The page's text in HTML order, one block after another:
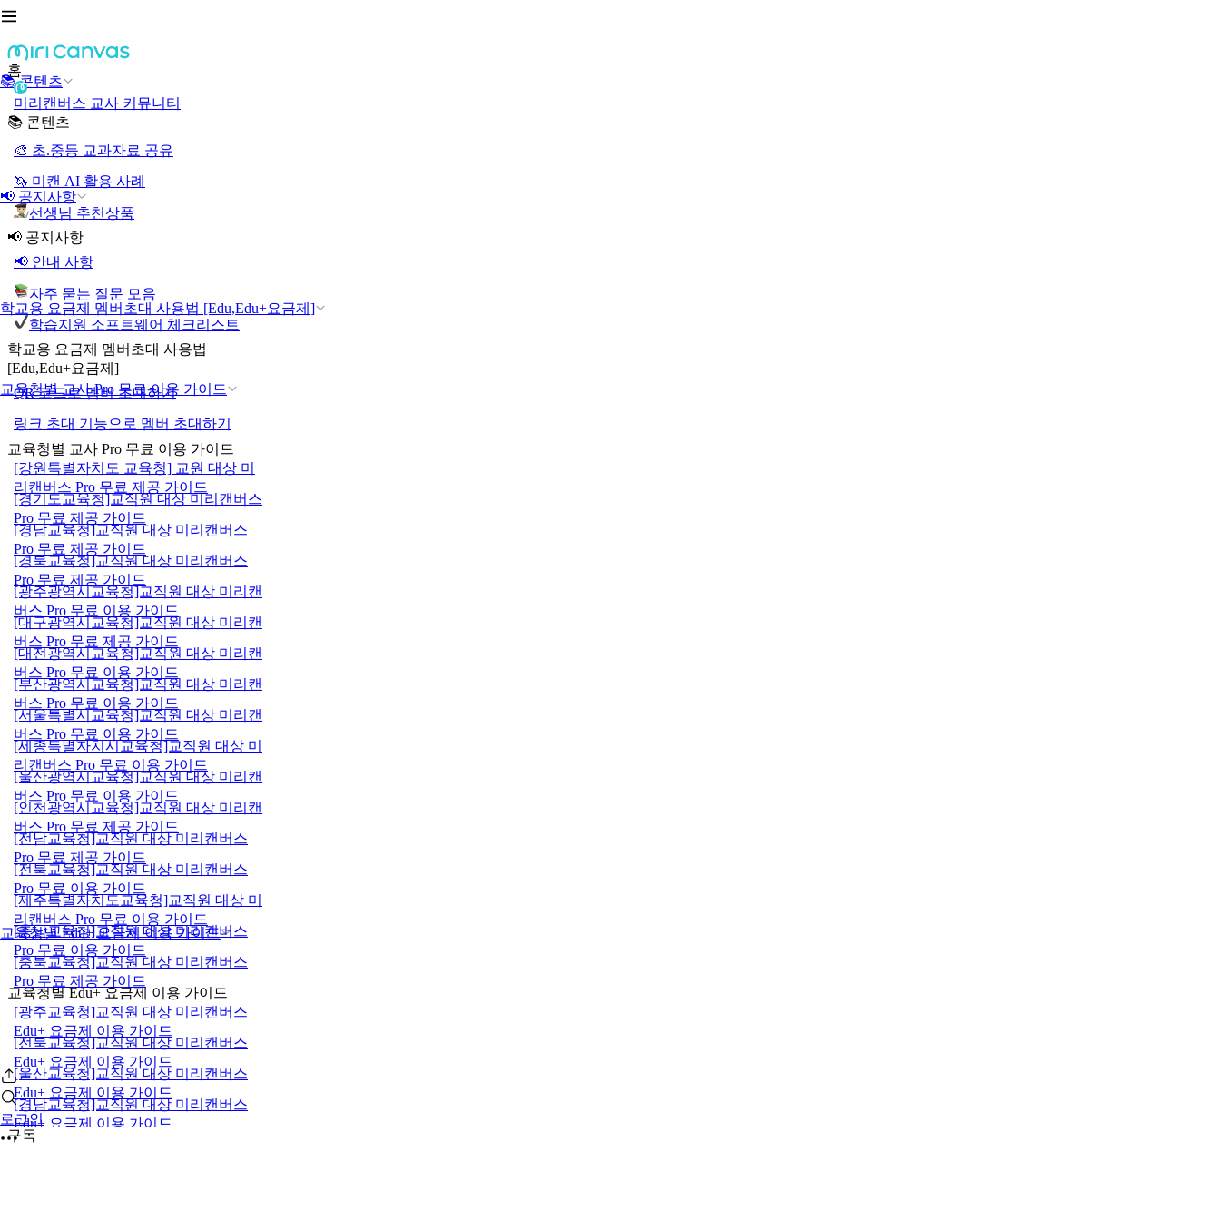
📚 콘텐츠
📢 공지사항
학교용 요금제 멤버초대 사용법 [Edu,Edu+요금제]
교육청별 교사 Pro 무료 이용 가이드
교육청별 Edu+ 요금제 이용 가이드
로그인
홈
미리캔버스 교사 커뮤니티
📚 콘텐츠
🎨 초.중등 교과자료 공유
🦄 미캔 AI 활용 사례
선생님 추천상품
📢 공지사항
📢 안내 사항
자주 묻는 질문 모음
학습지원 소프트웨어 체크리스트
학교용 요금제 멤버초대 사용법
[Edu,Edu+요금제]
QR 코드로 멤버 초대하기
링크 초대 기능으로 멤버 초대하기
교육청별 교사 Pro 무료 이용 가이드
[강원특별자치도 교육청] 교원 대상 미
리캔버스 Pro 무료 제공 가이드
[경기도교육청]교직원 대상 미리캔버스
Pro 무료 제공 가이드
[경남교육청]교직원 대상 미리캔버스
Pro 무료 제공 가이드
[경북교육청]교직원 대상 미리캔버스
Pro 무료 제공 가이드
[광주광역시교육청]교직원 대상 미리캔
버스 Pro 무료 이용 가이드
[대구광역시교육청]교직원 대상 미리캔
버스 Pro 무료 제공 가이드
[대전광역시교육청]교직원 대상 미리캔
버스 Pro 무료 이용 가이드
[부산광역시교육청]교직원 대상 미리캔
버스 Pro 무료 이용 가이드
[서울특별시교육청]교직원 대상 미리캔
버스 Pro 무료 이용 가이드
[세종특별자치시교육청]교직원 대상 미
리캔버스 Pro 무료 이용 가이드
[울산광역시교육청]교직원 대상 미리캔
버스 Pro 무료 이용 가이드
[인천광역시교육청]교직원 대상 미리캔
버스 Pro 무료 제공 가이드
[전남교육청]교직원 대상 미리캔버스
Pro 무료 제공 가이드
[전북교육청]교직원 대상 미리캔버스
Pro 무료 이용 가이드
[제주특별자치도교육청]교직원 대상 미
리캔버스 Pro 무료 이용 가이드
[충남교육청]교직원 대상 미리캔버스
Pro 무료 이용 가이드
[충북교육청]교직원 대상 미리캔버스
Pro 무료 제공 가이드
교육청별 Edu+ 요금제 이용 가이드
[광주교육청]교직원 대상 미리캔버스
Edu+ 요금제 이용 가이드
[전북교육청]교직원 대상 미리캔버스
Edu+ 요금제 이용 가이드
[울산교육청]교직원 대상 미리캔버스
Edu+ 요금제 이용 가이드
[경남교육청]교직원 대상 미리캔버스
Edu+ 요금제 이용 가이드
구독